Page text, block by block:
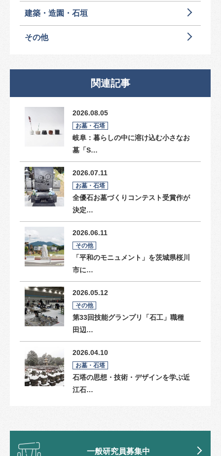
建築・造園・石垣
その他
関連記事
2026.08.05
お墓・石塔
岐阜：暮らしの中に溶け込む小さなお
墓「S…
2026.07.11
お墓・石塔
全優石お墓づくりコンテスト受賞作が
決定…
2026.06.11
その他
「平和のモニュメント」を茨城県桜川
市に…
2026.05.12
その他
第33回技能グランプリ「石工」職種
田辺…
2026.04.10
お墓・石塔
石塔の思想・技術・デザインを学ぶ近
江石…
一般研究員募集中